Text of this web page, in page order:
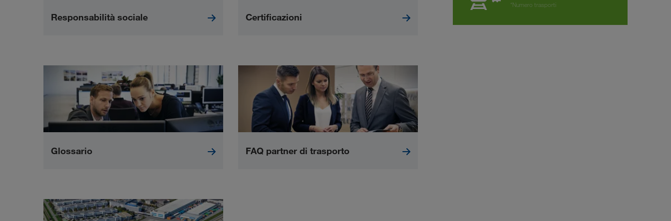
Responsabilità sociale Certificazioni
Glossario FAQ partner di trasporto
*Numero trasporti